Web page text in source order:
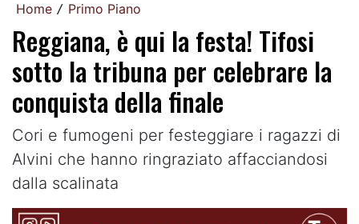
Home / Primo Piano
Reggiana, è qui la festa! Tifosi
sotto la tribuna per celebrare la
conquista della finale
Cori e fumogeni per festeggiare i ragazzi di
Alvini che hanno ringraziato affacciandosi
dalla scalinata